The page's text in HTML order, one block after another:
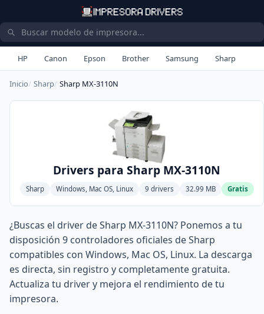
HP Canon Epson Brother Samsung Sharp
Inicio Sharp Sharp MX-3110N
Drivers para Sharp MX-3110N
Sharp Windows, Mac OS, Linux 9 drivers 32.99 MB Gratis
¿Buscas el driver de Sharp MX-3110N? Ponemos a tu
disposición 9 controladores oficiales de Sharp
compatibles con Windows, Mac OS, Linux. La descarga
es directa, sin registro y completamente gratuita.
Actualiza tu driver y mejora el rendimiento de tu
impresora.